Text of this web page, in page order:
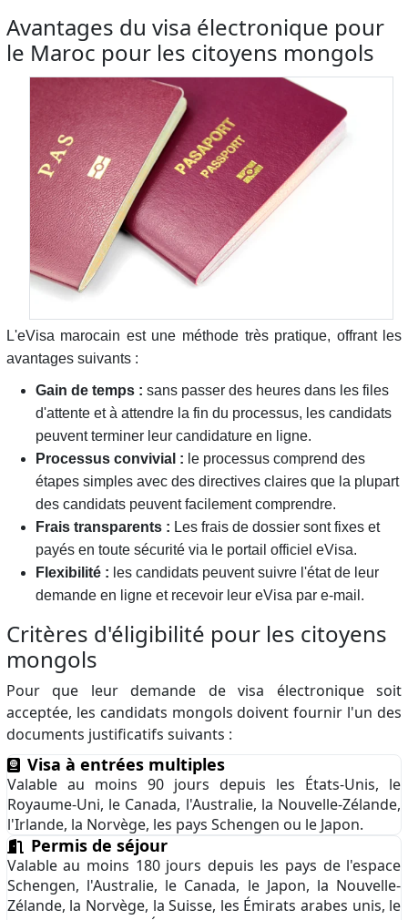
Avantages du visa électronique pour
le Maroc pour les citoyens mongols
L'eVisa marocain est une méthode très pratique, offrant les
avantages suivants :
Gain de temps : sans passer des heures dans les files
d'attente et à attendre la fin du processus, les candidats
peuvent terminer leur candidature en ligne.
Processus convivial : le processus comprend des
étapes simples avec des directives claires que la plupart
des candidats peuvent facilement comprendre.
Frais transparents : Les frais de dossier sont fixes et
payés en toute sécurité via le portail officiel eVisa.
Flexibilité : les candidats peuvent suivre l'état de leur
demande en ligne et recevoir leur eVisa par e-mail.
Critères d'éligibilité pour les citoyens
mongols
Pour que leur demande de visa électronique soit
acceptée, les candidats mongols doivent fournir l'un des
documents justificatifs suivants :
Visa à entrées multiples
Valable au moins 90 jours depuis les États-Unis, le
Royaume-Uni, le Canada, l'Australie, la Nouvelle-Zélande,
l'Irlande, la Norvège, les pays Schengen ou le Japon.
Permis de séjour
Valable au moins 180 jours depuis les pays de l'espace
Schengen, l'Australie, le Canada, le Japon, la Nouvelle-
Zélande, la Norvège, la Suisse, les Émirats arabes unis, le